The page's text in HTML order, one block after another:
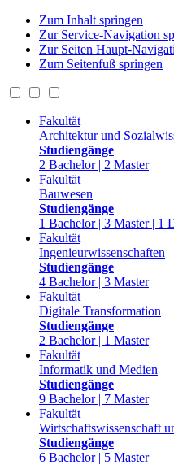
Zum Inhalt springen
Zur Service-Navigation
Zur Seiten Haupt-
Zum Seitenfuß springen
Fakultät
Architektur und
Studiengänge
2 Bachelor | 2 Master
Fakultät
Bauwesen
Studiengänge
1 Bachelor | 3 Master | 1
Fakultät
Ingenieurwissenschaften
Studiengänge
4 Bachelor | 3 Master
Fakultät
Digitale Transformation
Studiengänge
2 Bachelor | 1 Master
Fakultät
Informatik und Medien
Studiengänge
9 Bachelor | 7 Master
Fakultät
Wirtschaftswissenschaft
Studiengänge
6 Bachelor | 5 Master